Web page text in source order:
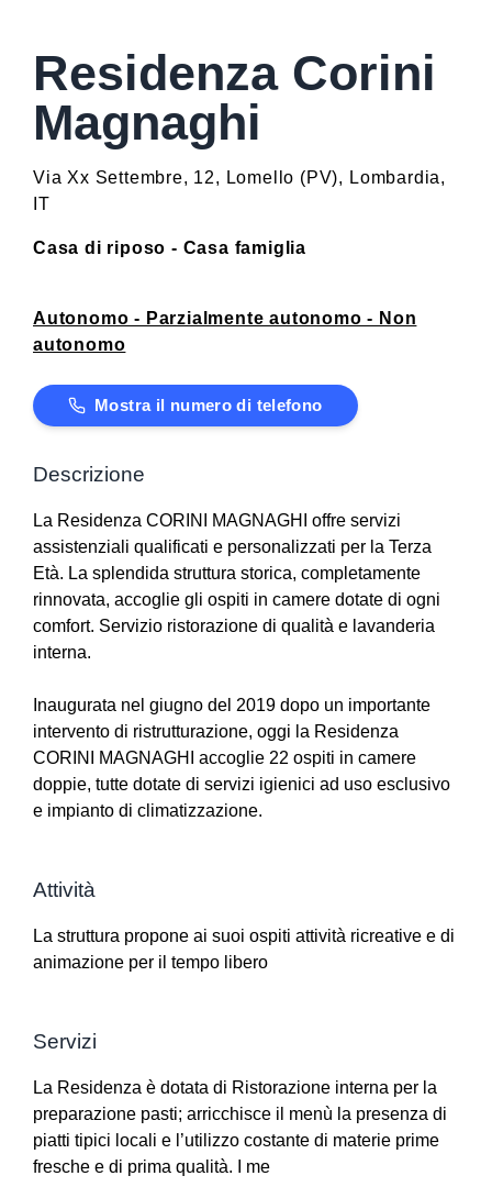
Residenza Corini
Magnaghi
Via Xx Settembre, 12, Lomello (PV), Lombardia,
IT
Casa di riposo - Casa famiglia
Autonomo - Parzialmente autonomo - Non
autonomo
Mostra il numero di telefono
Descrizione
La Residenza CORINI MAGNAGHI offre servizi
assistenziali qualificati e personalizzati per la Terza
Età. La splendida struttura storica, completamente
rinnovata, accoglie gli ospiti in camere dotate di ogni
comfort. Servizio ristorazione di qualità e lavanderia
interna.
Inaugurata nel giugno del 2019 dopo un importante
intervento di ristrutturazione, oggi la Residenza
CORINI MAGNAGHI accoglie 22 ospiti in camere
doppie, tutte dotate di servizi igienici ad uso esclusivo
e impianto di climatizzazione.
Attività
La struttura propone ai suoi ospiti attività ricreative e di
animazione per il tempo libero
Servizi
La Residenza è dotata di Ristorazione interna per la
preparazione pasti; arricchisce il menù la presenza di
piatti tipici locali e l’utilizzo costante di materie prime
fresche e di prima qualità. I me